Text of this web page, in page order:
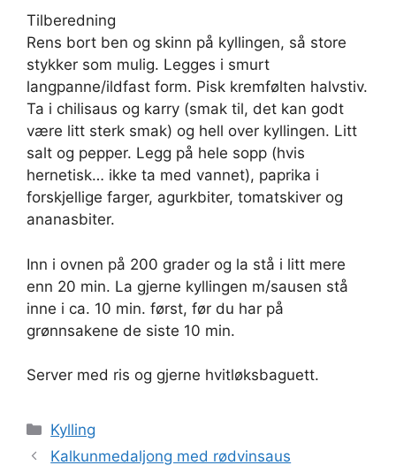
Tilberedning
Rens bort ben og skinn på kyllingen, så store
stykker som mulig. Legges i smurt
langpanne/ildfast form. Pisk kremfølten halvstiv.
Ta i chilisaus og karry (smak til, det kan godt
være litt sterk smak) og hell over kyllingen. Litt
salt og pepper. Legg på hele sopp (hvis
hernetisk… ikke ta med vannet), paprika i
forskjellige farger, agurkbiter, tomatskiver og
ananasbiter.
Inn i ovnen på 200 grader og la stå i litt mere
enn 20 min. La gjerne kyllingen m/sausen stå
inne i ca. 10 min. først, før du har på
grønnsakene de siste 10 min.
Server med ris og gjerne hvitløksbaguett.
Kategorier
Kylling
Kalkunmedaljong med rødvinsaus